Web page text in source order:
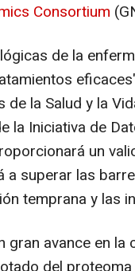
Consortium
de la
la Salud y la
la Iniciativa de
un
a superar las
temprana y las
gran avance en la